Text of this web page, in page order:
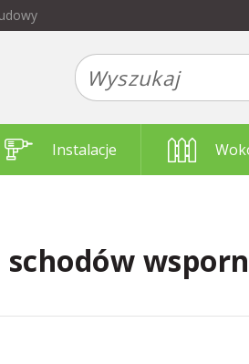
Instalacje